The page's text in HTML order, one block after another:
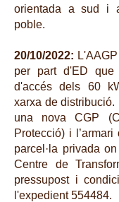
orientada a sud i
poble.
20/10/2022:
per part d'ED que
d'accés dels 60
xarxa de distribució.
una nova CGP
Protecció) i l’armari
parcel·la privada
Centre de
pressupost i
l'expedient 554484.